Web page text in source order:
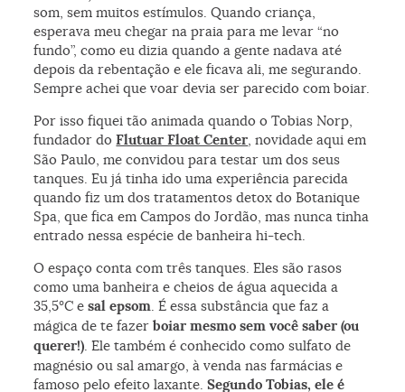
som, sem muitos estímulos. Quando criança,
esperava meu chegar na praia para me levar “no
fundo”, como eu dizia quando a gente nadava até
depois da rebentação e ele ficava ali, me segurando.
Sempre achei que voar devia ser parecido com boiar.
Por isso fiquei tão animada quando o Tobias Norp,
fundador doFlutuar Float Center , novidade aqui em
São Paulo, me convidou para testar um dos seus
tanques. Eu já tinha ido uma experiência parecida
quando fiz um dos tratamentos detox do Botanique
Spa, que fica em Campos do Jordão, mas nunca tinha
entrado nessa espécie de banheira hi-tech.
O espaço conta com três tanques. Eles são rasos
como uma banheira e cheios de água aquecida a
35,5°C esal epsom . É essa substância que faz a
mágica de te fazerboiar mesmo sem você saber (ou
querer!) . Ele também é conhecido como sulfato de
magnésio ou sal amargo, à venda nas farmácias e
famoso pelo efeito laxante.Segundo Tobias, ele é